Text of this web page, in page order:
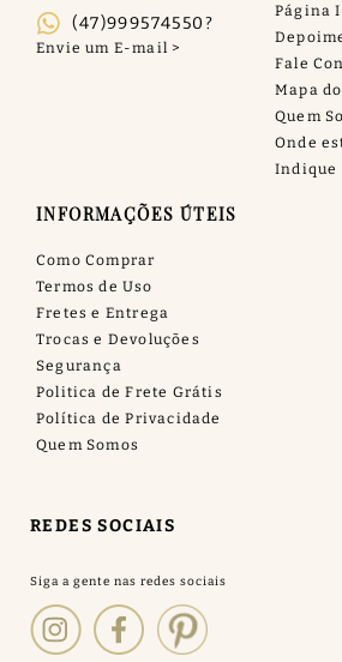
(47)999574550?
Página
Fale
Mapa
Quem
Onde
Indique
INFORMAÇÕES ÚTEIS
Como Comprar
Termos de Uso
Fretes e Entrega
Trocas e Devoluções
Segurança
Politica de Frete Grátis
Política de Privacidade
Quem Somos
REDES SOCIAIS